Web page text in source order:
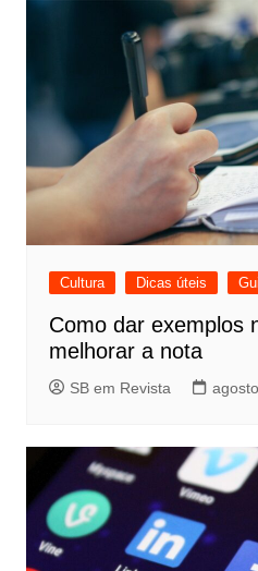
Cultura Dicas úteis
Como dar exemplos
melhorar a nota
SB em Revista